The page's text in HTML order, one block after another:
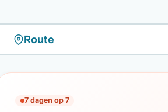
Route
7 dagen op 7